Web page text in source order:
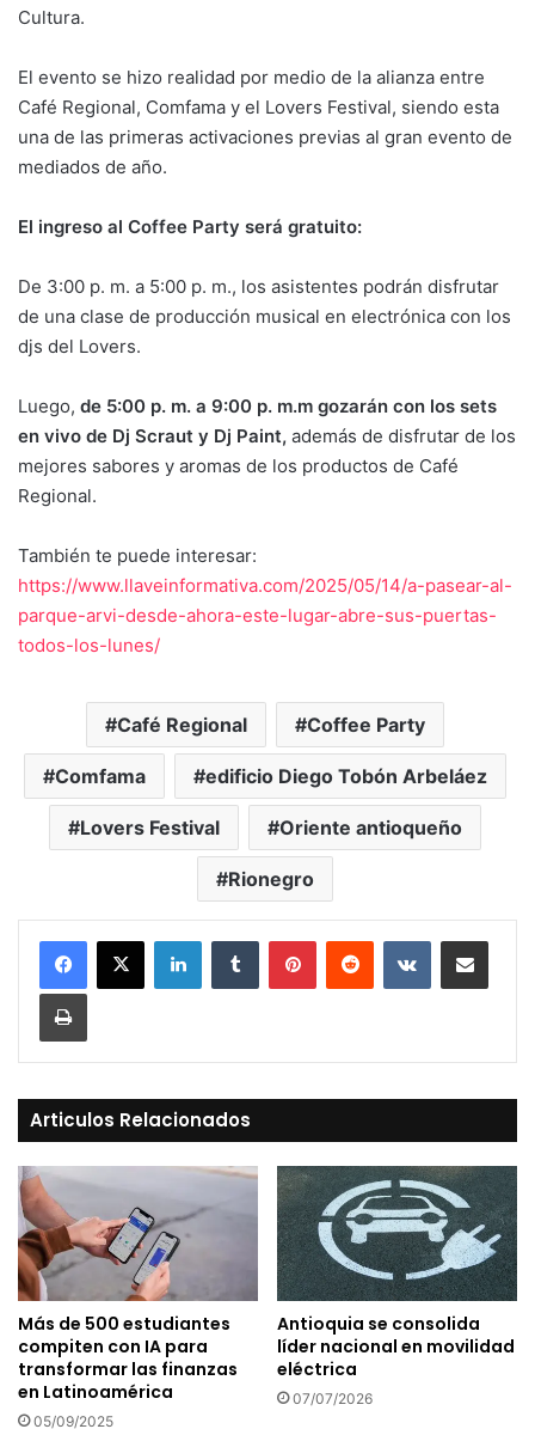
Cultura.
El evento se hizo realidad por medio de la alianza entre
Café Regional, Comfama y el Lovers Festival, siendo esta
una de las primeras activaciones previas al gran evento de
mediados de año.
El ingreso al Coffee Party será gratuito:
De 3:00 p. m. a 5:00 p. m., los asistentes podrán disfrutar
de una clase de producción musical en electrónica con los
djs del Lovers.
Luego, de 5:00 p. m. a 9:00 p. m.m gozarán con los sets
en vivo de Dj Scraut y Dj Paint, además de disfrutar de los
mejores sabores y aromas de los productos de Café
Regional.
También te puede interesar:
https://www.llaveinformativa.com/2025/05/14/a-pasear-al-
parque-arvi-desde-ahora-este-lugar-abre-sus-puertas-
todos-los-lunes/
Café Regional Coffee Party
Comfama edificio Diego Tobón Arbeláez
Lovers Festival Oriente antioqueño
Rionegro
LinkedInTumblr PinterestReddit VKontakteCompartir vía Mail
Print
Articulos Relacionados
Más de 500 estudiantes
compiten con IA para
transformar las finanzas
en Latinoamérica
05/09/2025
Antioquia se consolida
líder nacional en movilidad
eléctrica
07/07/2026